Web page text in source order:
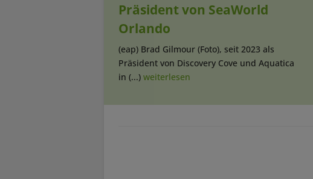
Präsident von SeaWorld
Orlando
(eap) Brad Gilmour (Foto), seit 2023 als
Präsident von Discovery Cove und Aquatica
in (...) weiterlesen